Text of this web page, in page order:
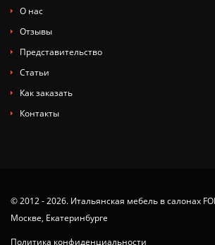
О нас
Отзывы
Представительство
Статьи
Как заказать
Контакты
© 2012 - 2026. Итальянская мебель в салонах
Москве, Екатеринбурге
Политика конфиденциальности